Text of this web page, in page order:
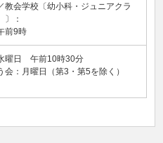
教会学校〔幼小科・ジュニアクラ
〕：
前9時
曜日 午前10時30分
会：月曜日（第3・第5を除く）